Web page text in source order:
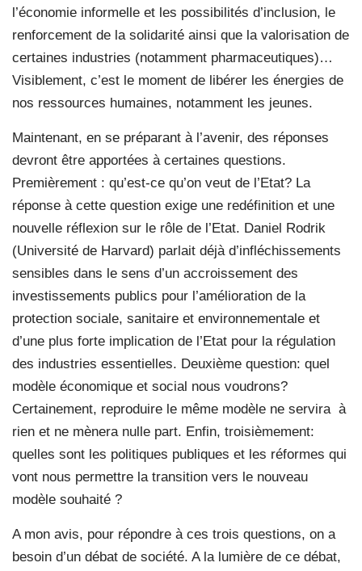
l’économie informelle et les possibilités d’inclusion, le
renforcement de la solidarité ainsi que la valorisation de
certaines industries (notamment pharmaceutiques)…
Visiblement, c’est le moment de libérer les énergies de
nos ressources humaines, notamment les jeunes.
Maintenant, en se préparant à l’avenir, des réponses
devront être apportées à certaines questions.
Premièrement : qu’est-ce qu’on veut de l’Etat? La
réponse à cette question exige une redéfinition et une
nouvelle réflexion sur le rôle de l’Etat. Daniel Rodrik
(Université de Harvard) parlait déjà d’infléchissements
sensibles dans le sens d’un accroissement des
investissements publics pour l’amélioration de la
protection sociale, sanitaire et environnementale et
d’une plus forte implication de l’Etat pour la régulation
des industries essentielles. Deuxième question: quel
modèle économique et social nous voudrons?
Certainement, reproduire le même modèle ne servira à
rien et ne mènera nulle part. Enfin, troisièmement:
quelles sont les politiques publiques et les réformes qui
vont nous permettre la transition vers le nouveau
modèle souhaité ?
A mon avis, pour répondre à ces trois questions, on a
besoin d’un débat de société. A la lumière de ce débat,